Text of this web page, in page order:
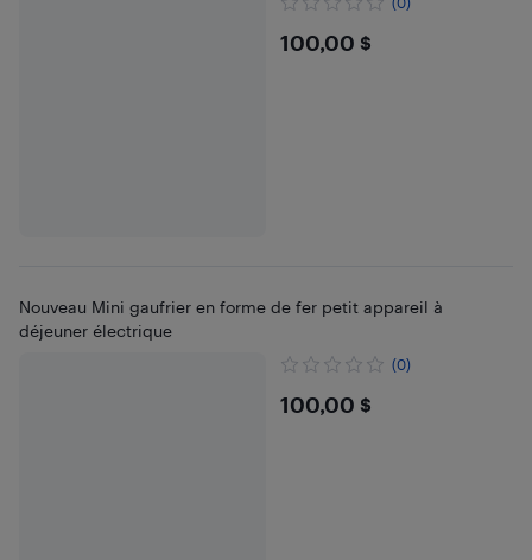
$100
100,00 $
Nouveau Mini gaufrier en forme de fer petit appareil à
déjeuner électrique
(0)
$100
100,00 $